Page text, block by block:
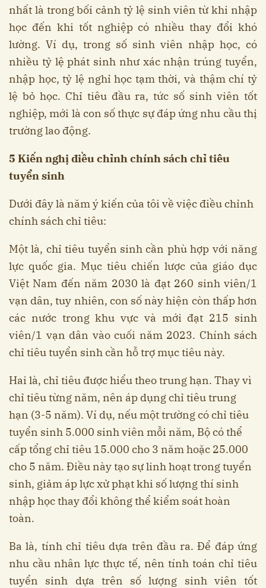
nhất là trong bối cảnh tỷ lệ sinh viên từ khi nhập
học đến khi tốt nghiệp có nhiều thay đổi khó
lường. Ví dụ, trong số sinh viên nhập học, có
nhiều tỷ lệ phát sinh như xác nhận trúng tuyển,
nhập học, tỷ lệ nghỉ học tạm thời, và thậm chí tỷ
lệ bỏ học. Chỉ tiêu đầu ra, tức số sinh viên tốt
nghiệp, mới là con số thực sự đáp ứng nhu cầu thị
trường lao động.
5 Kiến nghị điều chỉnh chính sách chỉ tiêu
tuyển sinh
Dưới đây là năm ý kiến của tôi về việc điều chỉnh
chính sách chỉ tiêu:
Một là, chỉ tiêu tuyển sinh cần phù hợp với năng
lực quốc gia. Mục tiêu chiến lược của giáo dục
Việt Nam đến năm 2030 là đạt 260 sinh viên/1
vạn dân, tuy nhiên, con số này hiện còn thấp hơn
các nước trong khu vực và mới đạt 215 sinh
viên/1 vạn dân vào cuối năm 2023. Chính sách
chỉ tiêu tuyển sinh cần hỗ trợ mục tiêu này.
Hai là, chỉ tiêu được hiểu theo trung hạn. Thay vì
chỉ tiêu từng năm, nên áp dụng chỉ tiêu trung
hạn (3-5 năm). Ví dụ, nếu một trường có chỉ tiêu
tuyển sinh 5.000 sinh viên mỗi năm, Bộ có thể
cấp tổng chỉ tiêu 15.000 cho 3 năm hoặc 25.000
cho 5 năm. Điều này tạo sự linh hoạt trong tuyển
sinh, giảm áp lực xử phạt khi số lượng thí sinh
nhập học thay đổi không thể kiểm soát hoàn
toàn.
Ba là, tính chỉ tiêu dựa trên đầu ra. Để đáp ứng
nhu cầu nhân lực thực tế, nên tính toán chỉ tiêu
tuyển sinh dựa trên số lượng sinh viên tốt